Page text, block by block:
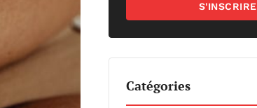
S'INSCRIRE
Catégories